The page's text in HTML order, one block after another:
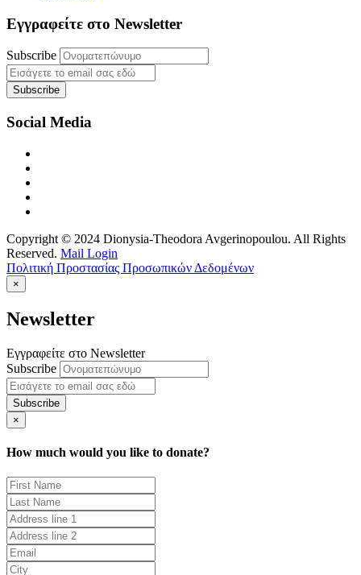
Εγγραφείτε στο Newsletter
Subscribe
Social Media
Copyright © 2024 Dionysia-Theodora Avgerinopoulou. All Rights
Reserved. Mail Login
Πολιτική Προστασίας Προσωπικών Δεδομένων
×
Newsletter
Εγγραφείτε στο Newsletter
Subscribe
×
How much would you like to donate?